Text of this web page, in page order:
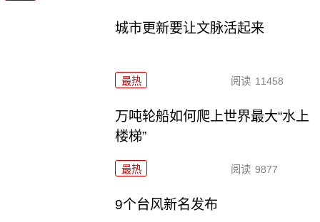
城市更新要让文脉活起来
最热 阅读 11458
万吨轮船如何爬上世界最大“水上
楼梯”
最热 阅读 9877
9个台风新名发布